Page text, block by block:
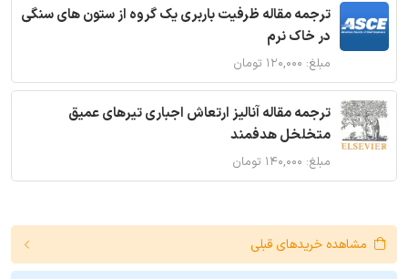
ترجمه مقاله ظرفیت باربری یک گروه از ستون های سنگی
در خاک نرم
مبلغ: ۱۲۰,۰۰۰ تومان
ترجمه مقاله آنالیز ارتعاش اجباری تیرهای عمیق
متخلخل هدفمند
مبلغ: ۱۴۰,۰۰۰ تومان
مشاهده خریدهای قبلی